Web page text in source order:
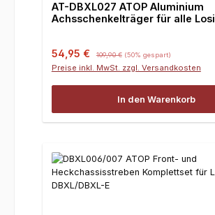
AT-DBXL027 ATOP Aluminium
Achsschenkelträger für alle Losi
Verkaufspreis:
54,95 € Regulärer Preis:
109,90 € (50% gespart)
Preise inkl. MwSt. zzgl. Versandkosten
In den Warenkorb